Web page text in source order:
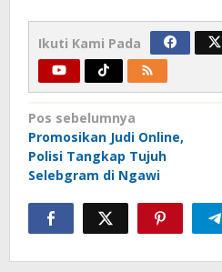
Ikuti Kami Pada
Navigasi
pos
Pos sebelumnya
Promosikan Judi Online,
Polisi Tangkap Tujuh
Selebgram di Ngawi